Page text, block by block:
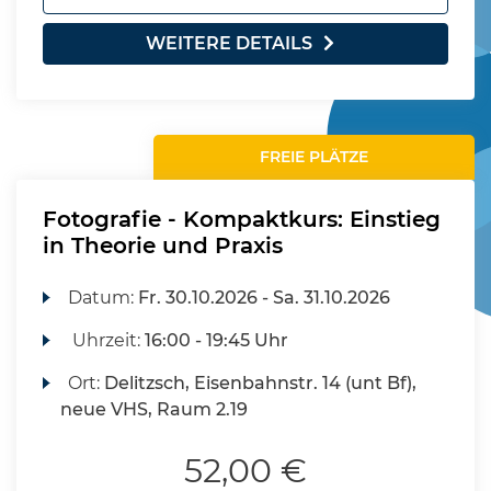
WEITERE DETAILS
FREIE PLÄTZE
Fotografie - Kompaktkurs: Einstieg
in Theorie und Praxis
Datum: Fr. 30.10.2026 -Sa. 31.10.2026
Uhrzeit:16:00 - 19:45 Uhr
Ort: Delitzsch, Eisenbahnstr. 14 (unt Bf),
neue VHS, Raum 2.19
52,00 €